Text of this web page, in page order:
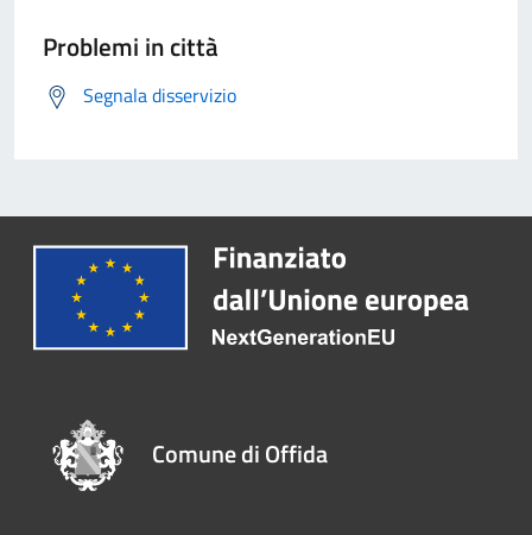
Problemi in città
Segnala disservizio
Comune di Offida